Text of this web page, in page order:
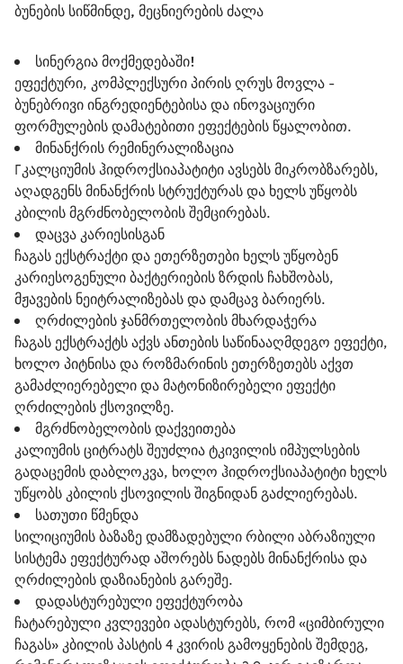
ბუნების სიწმინდე, მეცნიერების ძალა
სინერგია მოქმედებაში!
ეფექტური, კომპლექსური პირის ღრუს მოვლა -
ბუნებრივი ინგრედიენტებისა და ინოვაციური
ფორმულების დამატებითი ეფექტების წყალობით.
მინანქრის რემინერალიზაცია
Гკალციუმის ჰიდროქსიაპატიტი ავსებს მიკრობზარებს,
აღადგენს მინანქრის სტრუქტურას და ხელს უწყობს
კბილის მგრძნობელობის შემცირებას.
დაცვა კარიესისგან
ჩაგას ექსტრაქტი და ეთერზეთები ხელს უწყობენ
კარიესოგენული ბაქტერიების ზრდის ჩახშობას,
მჟავების ნეიტრალიზებას და დამცავ ბარიერს.
ღრძილების ჯანმრთელობის მხარდაჭერა
ჩაგას ექსტრაქტს აქვს ანთების საწინააღმდეგო ეფექტი,
ხოლო პიტნისა და როზმარინის ეთერზეთებს აქვთ
გამაძლიერებელი და მატონიზირებელი ეფექტი
ღრძილების ქსოვილზე.
მგრძნობელობის დაქვეითება
კალიუმის ციტრატს შეუძლია ტკივილის იმპულსების
გადაცემის დაბლოკვა, ხოლო ჰიდროქსიაპატიტი ხელს
უწყობს კბილის ქსოვილის შიგნიდან გაძლიერებას.
სათუთი წმენდა
სილიციუმის ბაზაზე დამზადებული რბილი აბრაზიული
სისტემა ეფექტურად აშორებს ნადებს მინანქრისა და
ღრძილების დაზიანების გარეშე.
დადასტურებული ეფექტურობა
ჩატარებული კვლევები ადასტურებს, რომ «ციმბირული
ჩაგას» კბილის პასტის 4 კვირის გამოყენების შემდეგ,